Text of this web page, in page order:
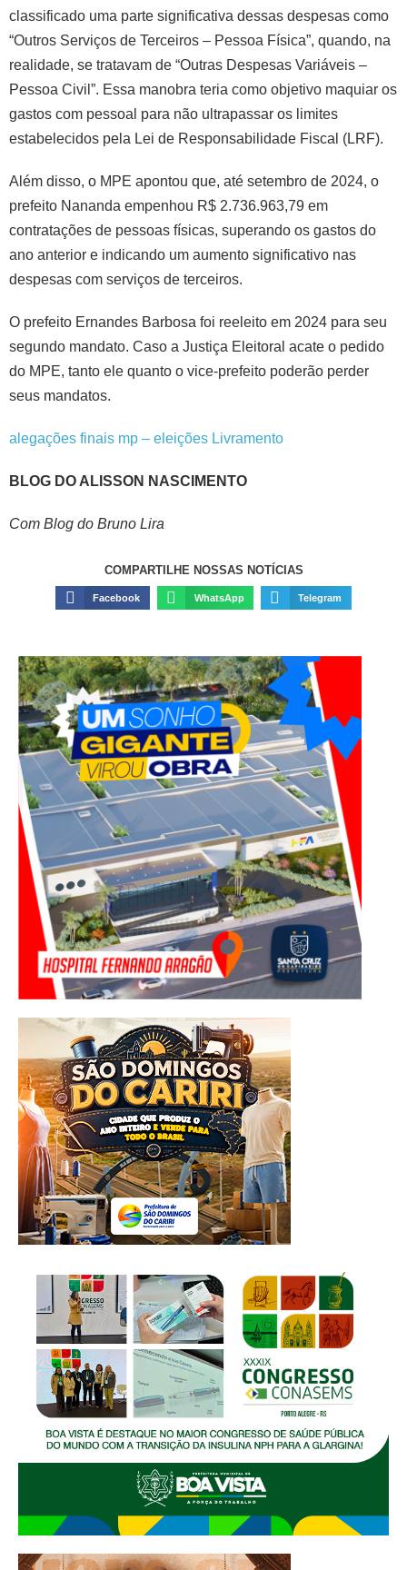
classificado uma parte significativa dessas despesas como
“Outros Serviços de Terceiros – Pessoa Física”, quando, na
realidade, se tratavam de “Outras Despesas Variáveis –
Pessoa Civil”. Essa manobra teria como objetivo maquiar os
gastos com pessoal para não ultrapassar os limites
estabelecidos pela Lei de Responsabilidade Fiscal (LRF).
Além disso, o MPE apontou que, até setembro de 2024, o
prefeito Nananda empenhou R$ 2.736.963,79 em
contratações de pessoas físicas, superando os gastos do
ano anterior e indicando um aumento significativo nas
despesas com serviços de terceiros.
O prefeito Ernandes Barbosa foi reeleito em 2024 para seu
segundo mandato. Caso a Justiça Eleitoral acate o pedido
do MPE, tanto ele quanto o vice-prefeito poderão perder
seus mandatos.
alegações finais mp – eleições Livramento
BLOG DO ALISSON NASCIMENTO
Com Blog do Bruno Lira
COMPARTILHE NOSSAS NOTÍCIAS
Facebook WhatsApp Telegram